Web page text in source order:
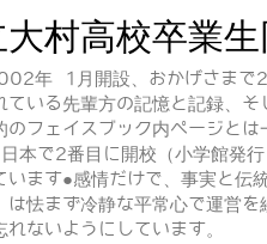
村高校卒業
年 1月開設、おかげさまで
ている先輩方の記憶と記録、
のフェイスブック内ページと
本で2番目に開校（小学館発
います●感情だけで、事実と伝
は怯まず冷静な平常心で運営
ないようにしています。